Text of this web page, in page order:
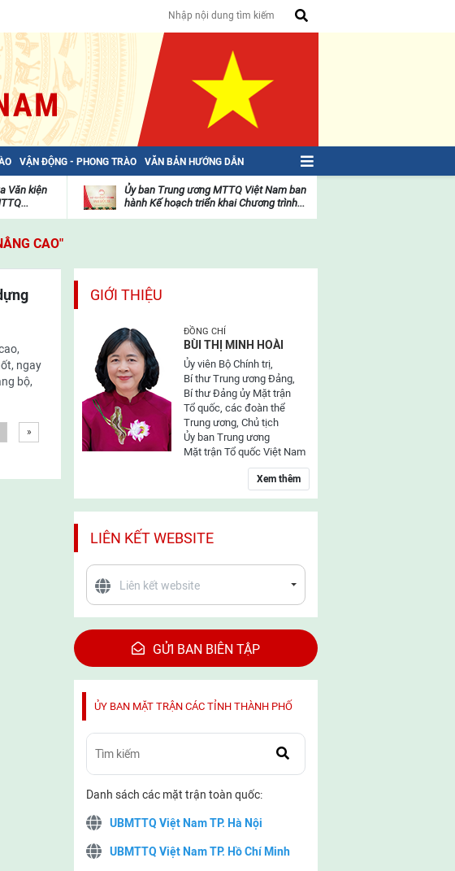
VẬN ĐỘNG - PHONG TRÀO VĂN BẢN HƯỚNG DẪN
Văn kiện
mặt
trận
Ủy ban Trung ương MTTQ Việt Nam ban
hành Kế hoạch triển khai Chương trình...
CAO"
ngay
bộ,
»
GIỚI THIỆU
ĐỒNG CHÍ
BÙI THỊ MINH HOÀI
Ủy viên Bộ Chính trị,
Bí thư Trung ương Đảng,
Bí thư Đảng ủy Mặt trận
Tổ quốc, các đoàn thể
Trung ương, Chủ tịch
Ủy ban Trung ương
Mặt trận Tổ quốc Việt Nam
Xem thêm
LIÊN KẾT WEBSITE
GỬI BAN BIÊN TẬP
ỦY BAN MẶT TRẬN CÁC TỈNH THÀNH PHỐ
Danh sách các mặt trận toàn quốc:
UBMTTQ Việt Nam TP. Hà Nội
UBMTTQ Việt Nam TP. Hồ Chí Minh